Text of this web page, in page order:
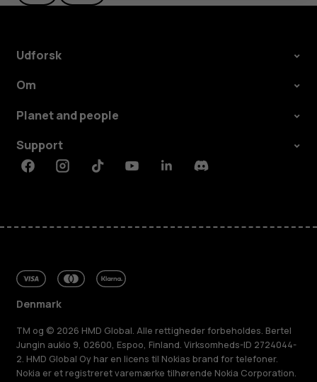
Udforsk
Om
Planet and people
Support
FacebookInstagramTiktokYoutubeLinkedinDiscord
Denmark
TM og © 2026 HMD Global. Alle rettigheder forbeholdes. Bertel
Jungin aukio 9, 02600, Espoo, Finland. Virksomheds-ID 2724044-
2. HMD Global Oy har en licens til Nokias brand for telefoner.
Nokia er et registreret varemærke tilhørende Nokia Corporation.